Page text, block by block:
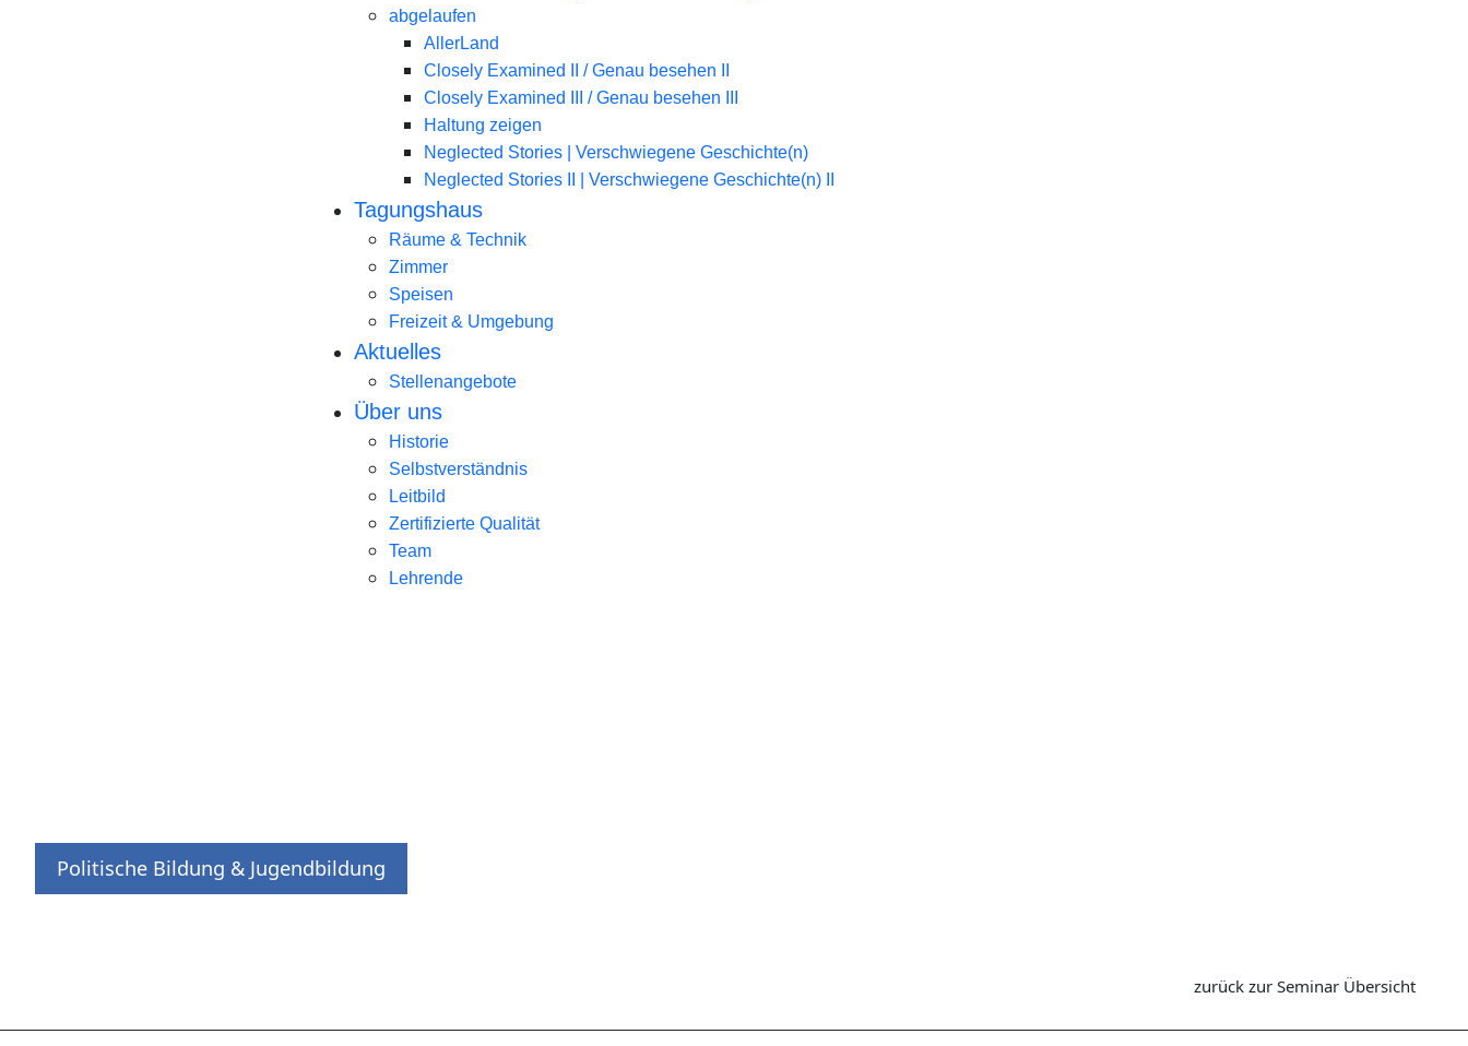
abgelaufen
AllerLand
Closely Examined II / Genau besehen II
Closely Examined III / Genau besehen III
Haltung zeigen
Neglected Stories | Verschwiegene Geschichte(n)
Neglected Stories II | Verschwiegene Geschichte(n) II
Tagungshaus
Räume & Technik
Zimmer
Speisen
Freizeit & Umgebung
Aktuelles
Stellenangebote
Über uns
Historie
Selbstverständnis
Leitbild
Zertifizierte Qualität
Team
Lehrende
Politische Bildung & Jugendbildung
zurück zur Seminar Übersicht